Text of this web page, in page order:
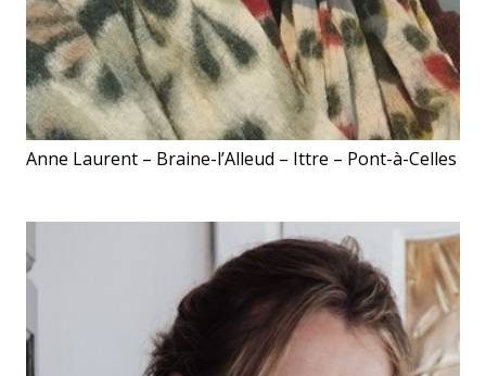
Anne Laurent – Braine-l’Alleud – Ittre – Pont-à-Celles